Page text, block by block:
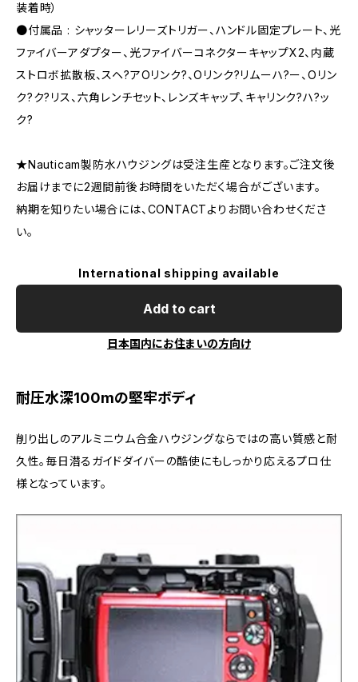
装着時）
●付属品 : シャッターレリーズトリガー、ハンドル固定プレート、光
ファイバーアダプター、光ファイバーコネクターキャップX2、内蔵
ストロボ拡散板、スヘ?アOリンク?、Oリンク?リムーハ?ー、Oリン
ク?ク?リス、六角レンチセット、レンズキャップ、キャリンク?ハ?ッ
ク?
★Nauticam製防水ハウジングは受注生産となります。ご注文後
お届けまでに2週間前後お時間をいただく場合がございます。
納期を知りたい場合には、CONTACTよりお問い合わせくださ
い。
International shipping available
Add to cart
日本国内にお住まいの方向け
耐圧水深100mの堅牢ボディ
削り出しのアルミニウム合金ハウジングならではの高い質感と耐
久性。毎日潜るガイドダイバーの酷使にもしっかり応えるプロ仕
様となっています。